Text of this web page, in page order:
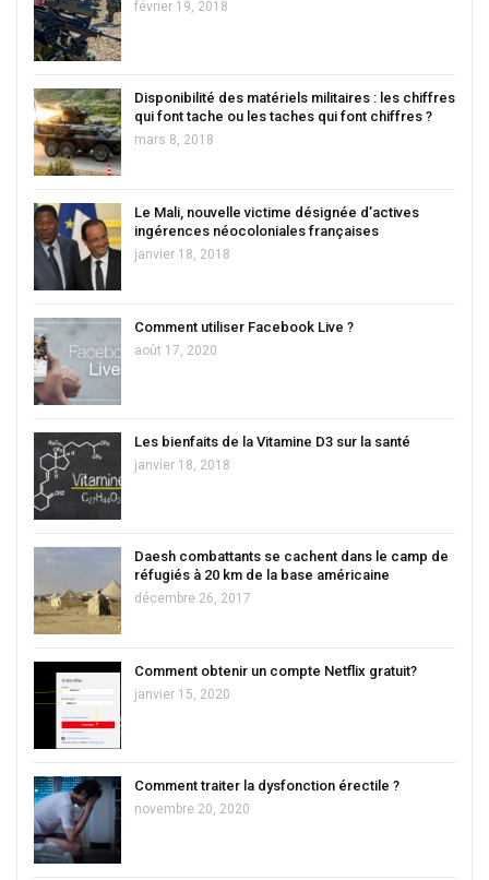
février 19, 2018
Disponibilité des matériels militaires : les chiffres
qui font tache ou les taches qui font chiffres ?
mars 8, 2018
Le Mali, nouvelle victime désignée d’actives
ingérences néocoloniales françaises
janvier 18, 2018
Comment utiliser Facebook Live ?
août 17, 2020
Les bienfaits de la Vitamine D3 sur la santé
janvier 18, 2018
Daesh combattants se cachent dans le camp de
réfugiés à 20 km de la base américaine
décembre 26, 2017
Comment obtenir un compte Netflix gratuit?
janvier 15, 2020
Comment traiter la dysfonction érectile ?
novembre 20, 2020